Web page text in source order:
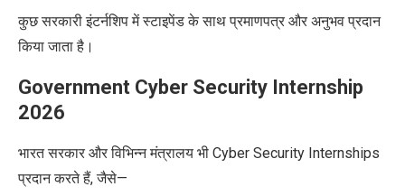
कुछ सरकारी इंटर्नशिप में स्टाइपेंड के साथ प्रमाणपत्र और अनुभव प्रदान
किया जाता है।
Government Cyber Security Internship
2026
भारत सरकार और विभिन्न मंत्रालय भी Cyber Security Internships
प्रदान करते हैं, जैसे—